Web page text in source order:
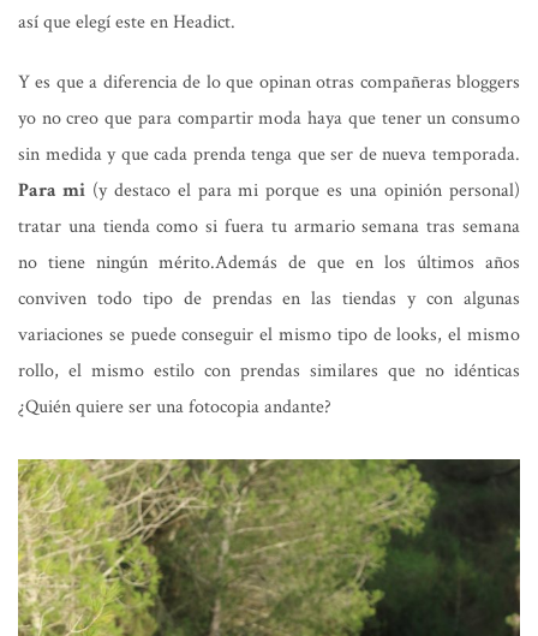
así que elegí este en Headict.
Y es que a diferencia de lo que opinan otras compañeras bloggers
yo no creo que para compartir moda haya que tener un consumo
sin medida y que cada prenda tenga que ser de nueva temporada.
Para mi(y destaco el para mi porque es una opinión personal)
tratar una tienda como si fuera tu armario semana tras semana
no tiene ningún mérito.Además de que en los últimos años
conviven todo tipo de prendas en las tiendas y con algunas
variaciones se puede conseguir el mismo tipo de looks, el mismo
rollo, el mismo estilo con prendas similares que no idénticas
¿Quién quiere ser una fotocopia andante?